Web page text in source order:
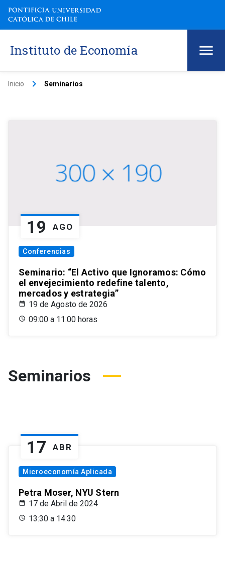
Instituto de Economía
Inicio keyboard_arrow_right Seminarios
19 AGO
Conferencias
Seminario: “El Activo que Ignoramos: Cómo
el envejecimiento redefine talento,
mercados y estrategia”
19 de Agosto de 2026
09:00 a 11:00 horas
Seminarios
17 ABR
Microeconomía Aplicada
Petra Moser, NYU Stern
17 de Abril de 2024
13:30 a 14:30